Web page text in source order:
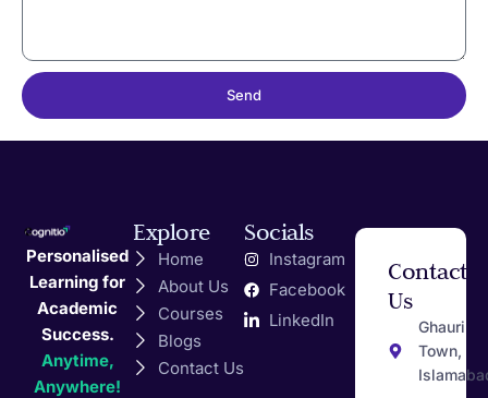
Send
Personalised
Learning for
Academic
Success.
Anytime,
Anywhere!
Explore
Home
About Us
Courses
Blogs
Contact Us
Socials
Instagram
Facebook
LinkedIn
Contact
Us
Ghauri
Town,